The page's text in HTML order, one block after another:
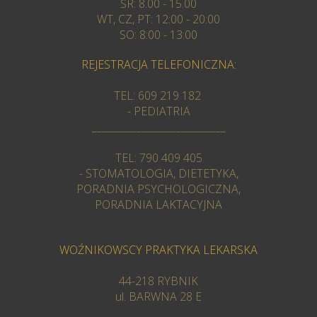
ŚR: 8.00 - 15.00
WT, CZ, PT: 12:00 - 20:00
SO: 8:00 - 13:00
REJESTRACJA TELEFONICZNA:
TEL: 609 219 182
- PEDIATRIA
TEL: 790 409 405
- STOMATOLOGIA, DIETETYKA,
PORADNIA PSYCHOLOGICZNA,
PORADNIA LAKTACYJNA
WOŹNIKOWSCY PRAKTYKA LEKARSKA
44-218 RYBNIK
ul. BARWNA 28 E